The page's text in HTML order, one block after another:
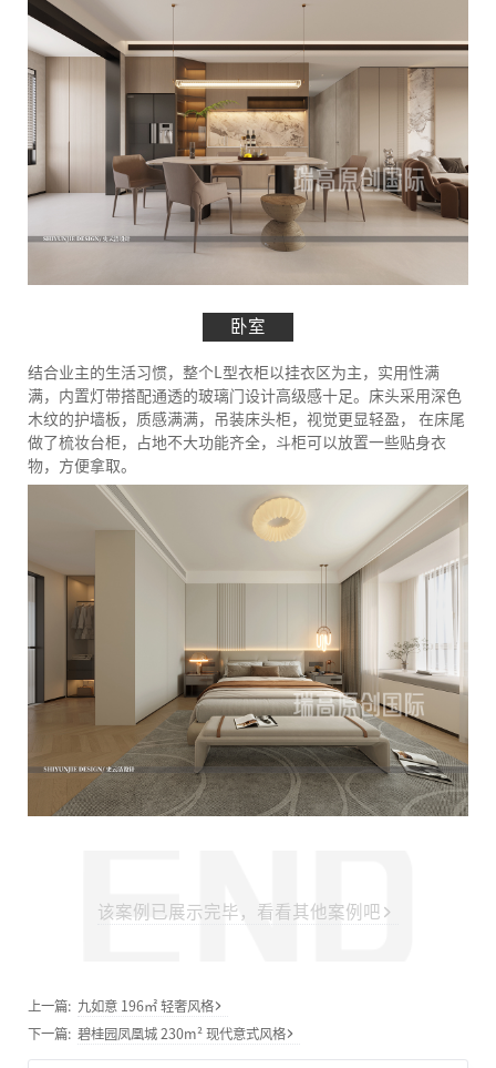
卧室
结合业主的生活习惯，整个L型衣柜以挂衣区为主，实用性满
满，内置灯带搭配通透的玻璃门设计高级感十足。床头采用深色
木纹的护墙板，质感满满，吊装床头柜，视觉更显轻盈， 在床尾
做了梳妆台柜，占地不大功能齐全，斗柜可以放置一些贴身衣
物，方便拿取。
该案例已展示完毕，看看其他案例吧
上一篇: 九如意 196㎡ 轻奢风格
下一篇: 碧桂园凤凰城 230m² 现代意式风格